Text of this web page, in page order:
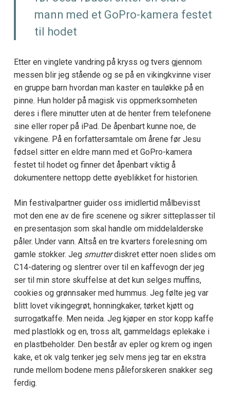
mann med et GoPro-kamera festet
til hodet
Etter en vinglete vandring på kryss og tvers gjennom
messen blir jeg stående og se på en vikingkvinne viser
en gruppe barn hvordan man kaster en tauløkke på en
pinne. Hun holder på magisk vis oppmerksomheten
deres i flere minutter uten at de henter frem telefonene
sine eller roper på iPad. De åpenbart kunne noe, de
vikingene. På en forfattersamtale om årene før Jesu
fødsel sitter en eldre mann med et GoPro-kamera
festet til hodet og finner det åpenbart viktig å
dokumentere nettopp dette øyeblikket for historien.
Min festivalpartner guider oss imidlertid målbevisst
mot den ene av de fire scenene og sikrer sitteplasser til
en presentasjon som skal handle om middelalderske
påler. Under vann. Altså en tre kvarters forelesning om
gamle stokker. Jeg smutterdiskret etter noen slides om
C14-datering og slentrer over til en kaffevogn der jeg
ser til min store skuffelse at det kun selges muffins,
cookies og grønnsaker med hummus. Jeg følte jeg var
blitt lovet vikingegrøt, honningkaker, tørket kjøtt og
surrogatkaffe. Men neida. Jeg kjøper en stor kopp kaffe
med plastlokk og en, tross alt, gammeldags eplekake i
en plastbeholder. Den består av epler og krem og ingen
kake, et ok valg tenker jeg selv mens jeg tar en ekstra
runde mellom bodene mens påleforskeren snakker seg
ferdig.